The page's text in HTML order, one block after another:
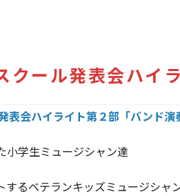
ール発表会ハイ
表会ハイライト第２部「バンド演
小学生ミュージシャン達
するベテランキッズミュージシャ